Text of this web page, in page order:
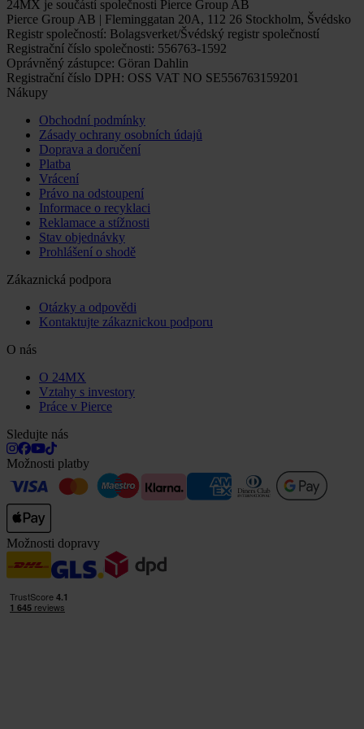
24MX je součástí společnosti Pierce Group AB
Pierce Group AB | Fleminggatan 20A, 112 26 Stockholm, Švédsko
Registr společností: Bolagsverket/Švédský registr společností
Registrační číslo společnosti: 556763-1592
Oprávněný zástupce: Göran Dahlin
Registrační číslo DPH: OSS VAT NO SE556763159201
Nákupy
Obchodní podmínky
Zásady ochrany osobních údajů
Doprava a doručení
Platba
Vrácení
Právo na odstoupení
Informace o recyklaci
Reklamace a stížnosti
Stav objednávky
Prohlášení o shodě
Zákaznická podpora
Otázky a odpovědi
Kontaktujte zákaznickou podporu
O nás
O 24MX
Vztahy s investory
Práce v Pierce
Sledujte nás
Možnosti platby
Možnosti dopravy